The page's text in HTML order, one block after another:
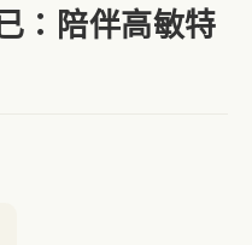
：陪伴高敏特